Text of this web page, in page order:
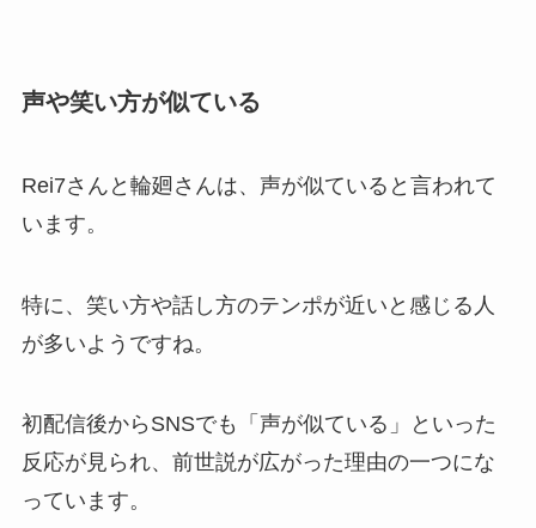
声や笑い方が似ている
Rei7さんと輪廻さんは、声が似ていると言われて
います。
特に、笑い方や話し方のテンポが近いと感じる人
が多いようですね。
初配信後からSNSでも「声が似ている」といった
反応が見られ、前世説が広がった理由の一つにな
っています。